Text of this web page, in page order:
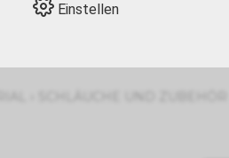
Einstellen